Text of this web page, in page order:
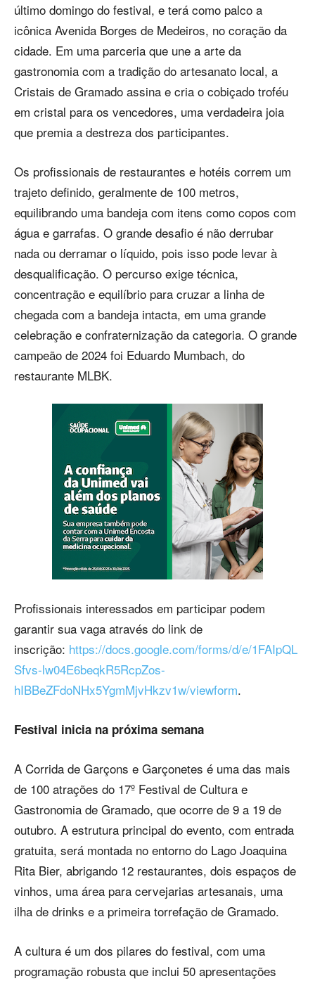
último domingo do festival, e terá como palco a
icônica Avenida Borges de Medeiros, no coração da
cidade. Em uma parceria que une a arte da
gastronomia com a tradição do artesanato local, a
Cristais de Gramado assina e cria o cobiçado troféu
em cristal para os vencedores, uma verdadeira joia
que premia a destreza dos participantes.
Os profissionais de restaurantes e hotéis correm um
trajeto definido, geralmente de 100 metros,
equilibrando uma bandeja com itens como copos com
água e garrafas. O grande desafio é não derrubar
nada ou derramar o líquido, pois isso pode levar à
desqualificação. O percurso exige técnica,
concentração e equilíbrio para cruzar a linha de
chegada com a bandeja intacta, em uma grande
celebração e confraternização da categoria. O grande
campeão de 2024 foi Eduardo Mumbach, do
restaurante MLBK.
Profissionais interessados em participar podem
garantir sua vaga através do link de
inscrição: https://docs.google.com/forms/d/e/1FAIpQL
Sfvs-lw04E6beqkR5RcpZos-
hIBBeZFdoNHx5YgmMjvHkzv1w/viewform.
Festival inicia na próxima semana
A Corrida de Garçons e Garçonetes é uma das mais
de 100 atrações do 17º Festival de Cultura e
Gastronomia de Gramado, que ocorre de 9 a 19 de
outubro. A estrutura principal do evento, com entrada
gratuita, será montada no entorno do Lago Joaquina
Rita Bier, abrigando 12 restaurantes, dois espaços de
vinhos, uma área para cervejarias artesanais, uma
ilha de drinks e a primeira torrefação de Gramado.
A cultura é um dos pilares do festival, com uma
programação robusta que inclui 50 apresentações